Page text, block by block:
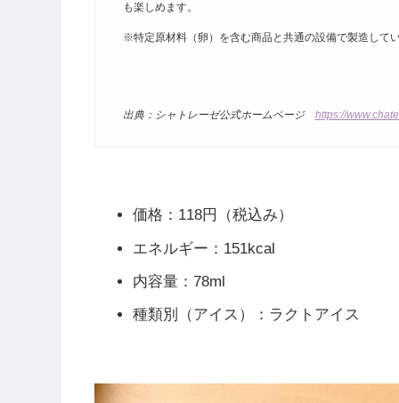
も楽しめます。
※特定原材料（卵）を含む商品と共通の設備で製造して
出典：シャトレーゼ公式ホームページ https://
価格：118円（税込み）
エネルギー：151kcal
内容量：78ml
種類別（アイス）：ラクトアイス